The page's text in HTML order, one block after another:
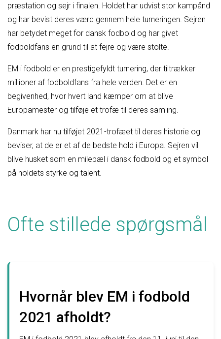
præstation og sejr i finalen. Holdet har udvist stor kampånd
og har bevist deres værd gennem hele turneringen. Sejren
har betydet meget for dansk fodbold og har givet
fodboldfans en grund til at fejre og være stolte.
EM i fodbold er en prestigefyldt turnering, der tiltrækker
millioner af fodboldfans fra hele verden. Det er en
begivenhed, hvor hvert land kæmper om at blive
Europamester og tilføje et trofæ til deres samling.
Danmark har nu tilføjet 2021-trofæet til deres historie og
beviser, at de er et af de bedste hold i Europa. Sejren vil
blive husket som en milepæl i dansk fodbold og et symbol
på holdets styrke og talent.
Ofte stillede spørgsmål
Hvornår blev EM i fodbold
2021 afholdt?